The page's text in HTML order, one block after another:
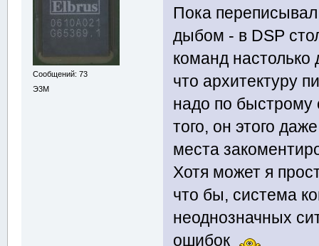
Сообщений: 73
Э3М
Пока
дыбом - в DSP
команд
что архитектуру
надо по быстрому
того, он этого
места
Хотя может я
что бы, система
неоднозначных
ошибок